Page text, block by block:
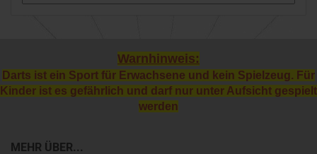
Warnhinweis:
Darts ist ein Sport für Erwachsene und kein Spielzeug. Für
Kinder ist es gefährlich und darf nur unter Aufsicht gespielt
werden
MEHR ÜBER...